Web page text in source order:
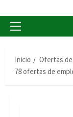
Menú
Inicio
Ofertas
78 ofertas de